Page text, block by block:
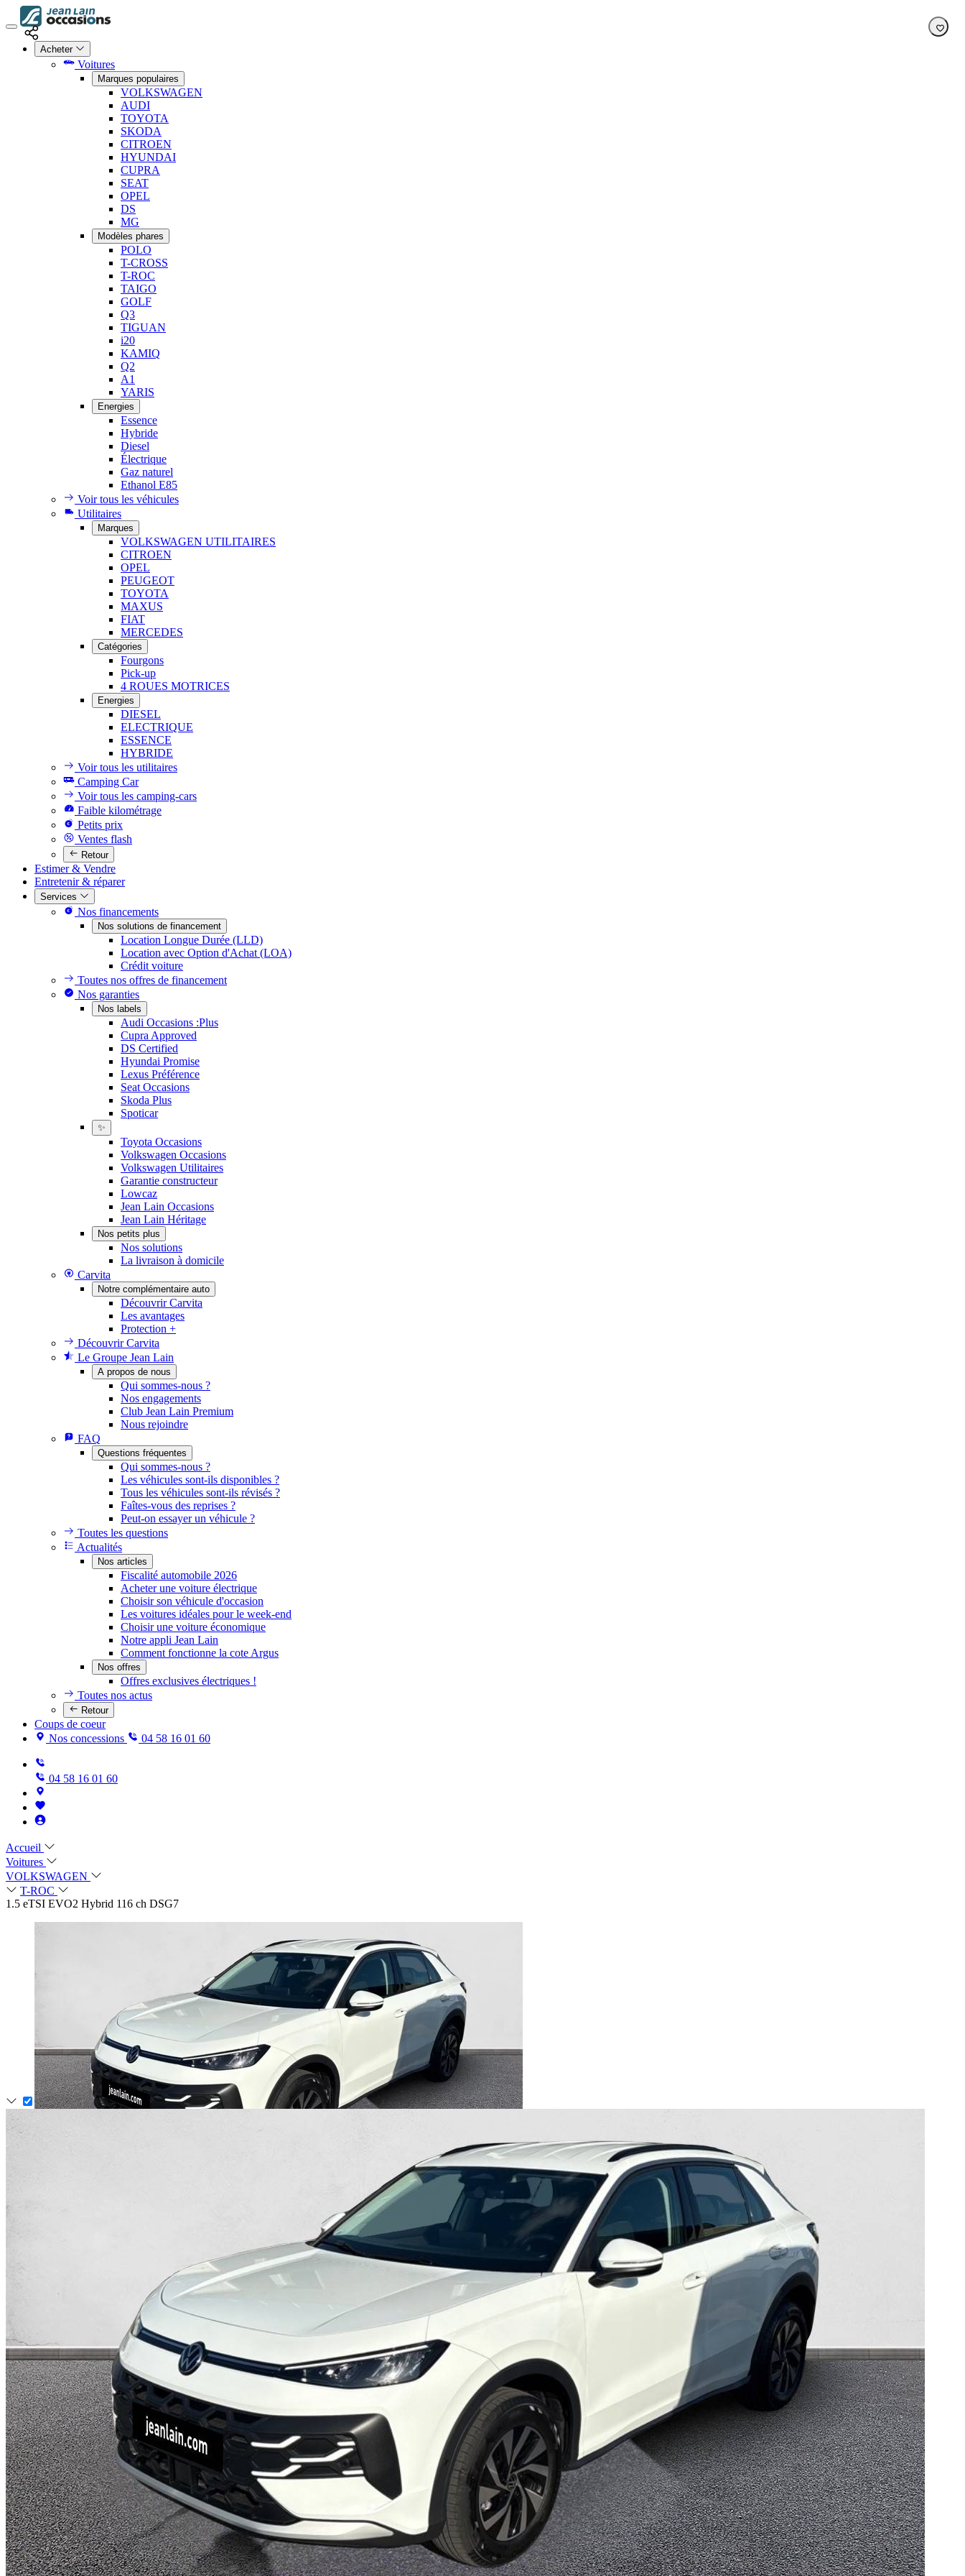
Acheter
Voitures
Marques populaires
VOLKSWAGEN
AUDI
TOYOTA
SKODA
CITROEN
HYUNDAI
CUPRA
SEAT
OPEL
DS
MG
Modèles phares
POLO
T-CROSS
T-ROC
TAIGO
GOLF
Q3
TIGUAN
i20
KAMIQ
Q2
A1
YARIS
Energies
Essence
Hybride
Diesel
Électrique
Gaz naturel
Ethanol E85
Voir tous les véhicules
Utilitaires
Marques
VOLKSWAGEN UTILITAIRES
CITROEN
OPEL
PEUGEOT
TOYOTA
MAXUS
FIAT
MERCEDES
Catégories
Fourgons
Pick-up
4 ROUES MOTRICES
Energies
DIESEL
ELECTRIQUE
ESSENCE
HYBRIDE
Voir tous les utilitaires
Camping Car
Voir tous les camping-cars
Faible kilométrage
Petits prix
Ventes flash
Retour
Estimer & Vendre
Entretenir & réparer
Services
Nos financements
Nos solutions de financement
Location Longue Durée (LLD)
Location avec Option d'Achat (LOA)
Crédit voiture
Toutes nos offres de financement
Nos garanties
Nos labels
Audi Occasions :Plus
Cupra Approved
DS Certified
Hyundai Promise
Lexus Préférence
Seat Occasions
Skoda Plus
Spoticar
✨
Toyota Occasions
Volkswagen Occasions
Volkswagen Utilitaires
Garantie constructeur
Lowcaz
Jean Lain Occasions
Jean Lain Héritage
Nos petits plus
Nos solutions
La livraison à domicile
Carvita
Notre complémentaire auto
Découvrir Carvita
Les avantages
Protection +
Découvrir Carvita
Le Groupe Jean Lain
A propos de nous
Qui sommes-nous ?
Nos engagements
Club Jean Lain Premium
Nous rejoindre
FAQ
Questions fréquentes
Qui sommes-nous ?
Les véhicules sont-ils disponibles ?
Tous les véhicules sont-ils révisés ?
Faîtes-vous des reprises ?
Peut-on essayer un véhicule ?
Toutes les questions
Actualités
Nos articles
Fiscalité automobile 2026
Acheter une voiture électrique
Choisir son véhicule d'occasion
Les voitures idéales pour le week-end
Choisir une voiture économique
Notre appli Jean Lain
Comment fonctionne la cote Argus
Nos offres
Offres exclusives électriques !
Toutes nos actus
Retour
Coups de coeur
Nos concessions
04 58 16 01 60
04 58 16 01 60
Accueil
Voitures
VOLKSWAGEN
T-ROC
1.5 eTSI EVO2 Hybrid 116 ch DSG7